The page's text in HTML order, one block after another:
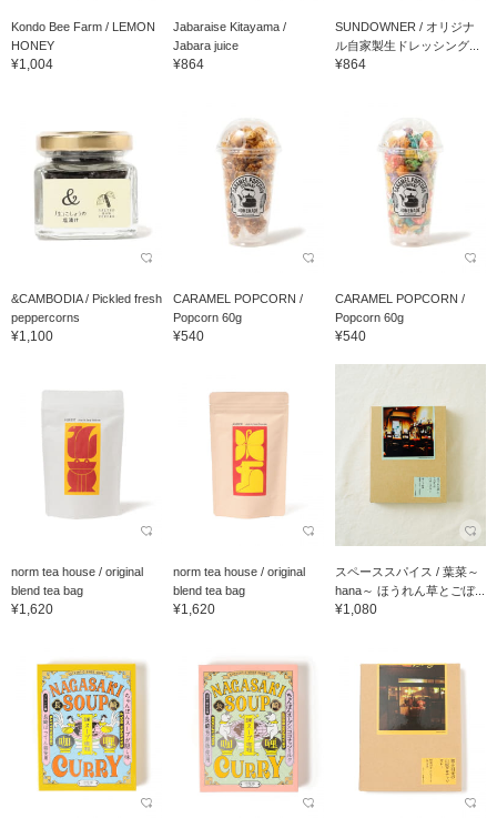
Kondo Bee Farm / LEMON
HONEY
¥1,004
Jabaraise Kitayama /
Jabara juice
¥864
SUNDOWNER / オリジナ
ル自家製生ドレッシング...
¥864
&CAMBODIA / Pickled fresh
peppercorns
¥1,100
CARAMEL POPCORN /
Popcorn 60g
¥540
CARAMEL POPCORN /
Popcorn 60g
¥540
norm tea house / original
blend tea bag
¥1,620
norm tea house / original
blend tea bag
¥1,620
スペーススパイス / 葉菜～
hana～ ほうれん草とごぼ...
¥1,080